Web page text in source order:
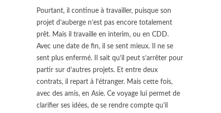
Pourtant, il continue à travailler, puisque son
projet d’auberge n’est pas encore totalement
prêt. Mais il travaille en interim, ou en CDD.
Avec une date de fin, il se sent mieux. Il ne se
sent plus enfermé. Il sait qu’il peut s’arrêter pour
partir sur d’autres projets. Et entre deux
contrats, il repart à l’étranger. Mais cette fois,
avec des amis, en Asie. Ce voyage lui permet de
clarifier ses idées, de se rendre compte qu’il